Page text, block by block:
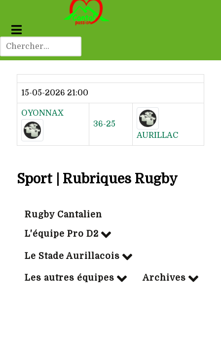
Dernier résultat
15-05-2026 21:00
OYONNAX
36-25
AURILLAC
Sport | Rubriques Rugby
Rugby Cantalien
L'équipe Pro D2
Le Stade Aurillacois
Les autres équipes Archives